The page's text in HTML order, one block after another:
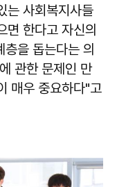
는 사회복지사들
면 한다고 자신의
을 돕는다는 의
관한 문제인 만
매우 중요하다"고